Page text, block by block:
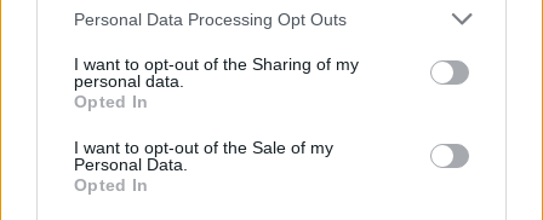
Please note that this website/app uses one or more Google
not limited to your visit or usage behaviour. You may click to
grant or deny consent to Google and its third-party tags to
use your data for below specified purposes in below Google
consent section.
Personal Data Processing Opt Outs
I want to opt-out of the Sharing of my
personal data.
Opted In
I want to opt-out of the Sale of my
Personal Data.
Opted In
Arena 4
15.00: Labdarúgás, Bundesliga, 32. forduló,
összefoglaló (ismétlés)
Match 4